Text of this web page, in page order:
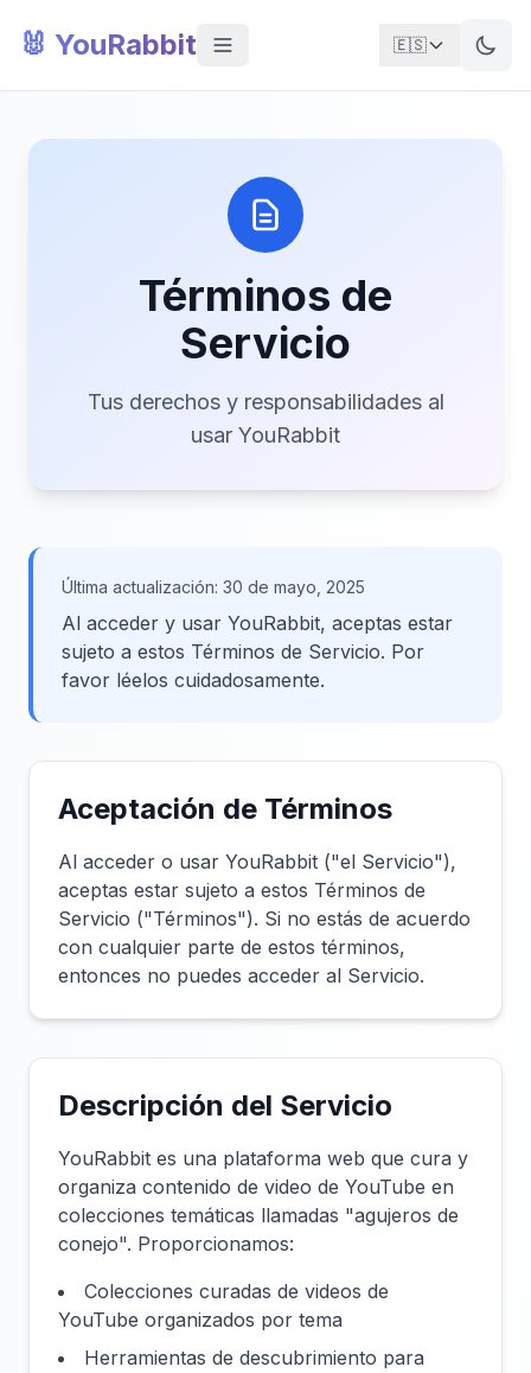
🐰 YouRabbit 🇪🇸
Términos de
Servicio
Tus derechos y responsabilidades al
usar YouRabbit
Última actualización: 30 de mayo, 2025
Al acceder y usar YouRabbit, aceptas estar
sujeto a estos Términos de Servicio. Por
favor léelos cuidadosamente.
Aceptación de Términos
Al acceder o usar YouRabbit ("el Servicio"),
aceptas estar sujeto a estos Términos de
Servicio ("Términos"). Si no estás de acuerdo
con cualquier parte de estos términos,
entonces no puedes acceder al Servicio.
Descripción del Servicio
YouRabbit es una plataforma web que cura y
organiza contenido de video de YouTube en
colecciones temáticas llamadas "agujeros de
conejo". Proporcionamos:
Colecciones curadas de videos de
YouTube organizados por tema
Herramientas de descubrimiento para